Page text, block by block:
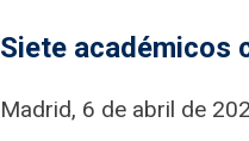
Siete académicos
Madrid, 6 de abril de